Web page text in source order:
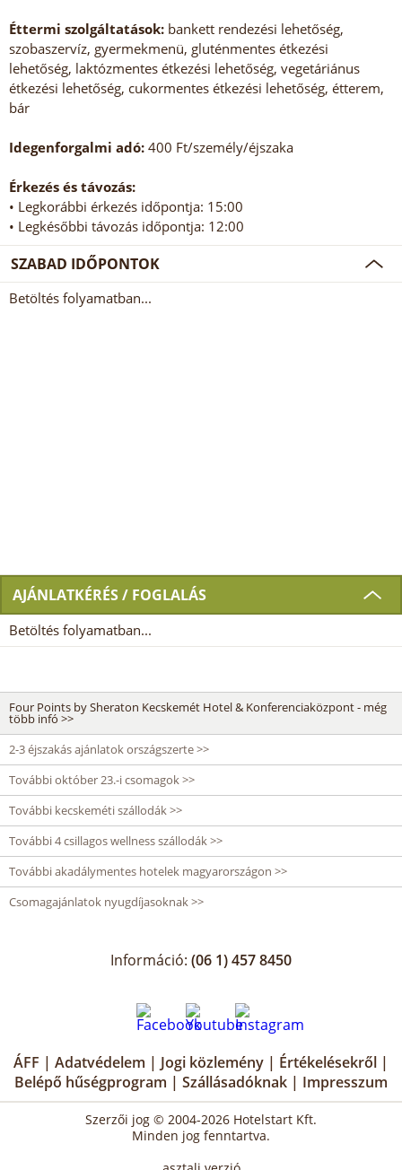
Éttermi szolgáltatások: bankett rendezési lehetőség,
szobaszervíz, gyermekmenü, gluténmentes étkezési
lehetőség, laktózmentes étkezési lehetőség, vegetáriánus
étkezési lehetőség, cukormentes étkezési lehetőség, étterem,
bár
Idegenforgalmi adó: 400 Ft/személy/éjszaka
Érkezés és távozás:
• Legkorábbi érkezés időpontja: 15:00
• Legkésőbbi távozás időpontja: 12:00
SZABAD IDŐPONTOK
Betöltés folyamatban...
AJÁNLATKÉRÉS / FOGLALÁS
Betöltés folyamatban...
Four Points by Sheraton Kecskemét Hotel & Konferenciaközpont - még
több infó >>
2-3 éjszakás ajánlatok országszerte >>
További október 23.-i csomagok >>
További kecskeméti szállodák >>
További 4 csillagos wellness szállodák >>
További akadálymentes hotelek magyarországon >>
Csomagajánlatok nyugdíjasoknak >>
Információ: (06 1) 457 8450
ÁFF | Adatvédelem | Jogi közlemény | Értékelésekről |
Belépő hűségprogram | Szállásadóknak | Impresszum
Szerzői jog © 2004-2026 Hotelstart Kft.
Minden jog fenntartva.